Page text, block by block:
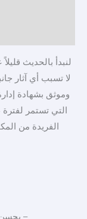
لنبدأ بالحديث
لا تسبب أي آثار
وموثق بشهادة
التي تستمر لفترة
الفريدة من